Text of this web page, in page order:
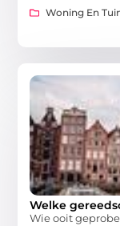
Woning En
Welke
Wie ooit